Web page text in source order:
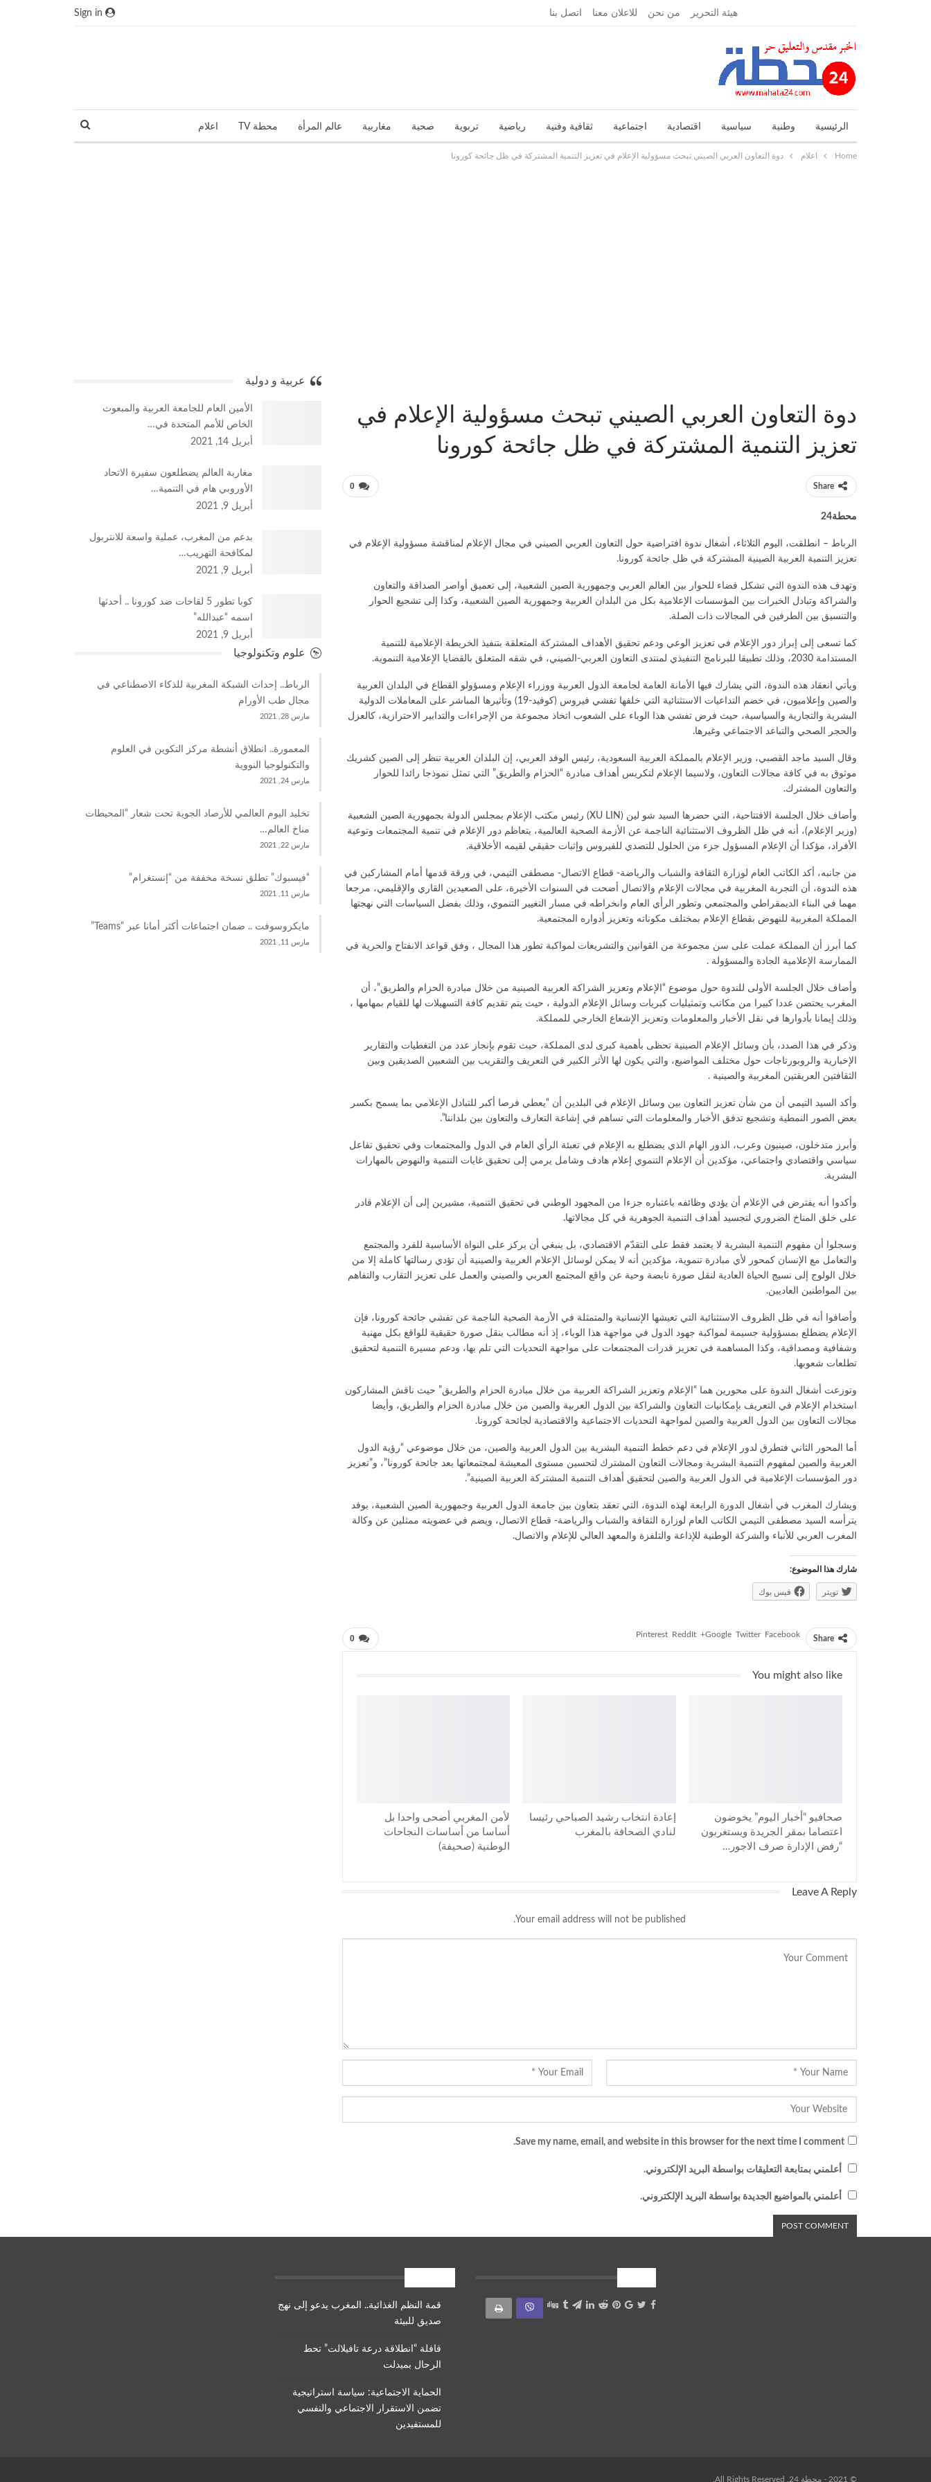
هيئة التحرير من نحن للاعلان معنا اتصل بنا
الرئيسية وطنية سياسية اقتصادية اجتماعية ثقافية وفنية رياضية تربوية صحية مغاربية عالم المرأة محطة TV اعلام
تحقيقات واستطلاعات جهوية حوادث حوارات وتقارير زاوية الرأي عربية ودولية Home اعلام دوة التعاون العربي الصيني تبحث مسؤولية الإعلام في تعزيز التنمية المشتركة في ظل جائحة كورونا
دوة التعاون العربي الصيني تبحث مسؤولية الإعلام في
تعزيز التنمية المشتركة في ظل جائحة كورونا
0 Share
محطة24
الرباط – انطلقت، اليوم الثلاثاء، أشغال ندوة افتراضية حول التعاون العربي الصيني في مجال الإعلام لمناقشة مسؤولية الإعلام في
تعزيز التنمية العربية الصينية المشتركة في ظل جائحة كورونا.
وتهدف هذه الندوة التي تشكل فضاء للحوار بين العالم العربي وجمهورية الصين الشعبية، إلى تعميق أواصر الصداقة والتعاون
والشراكة وتبادل الخبرات بين المؤسسات الإعلامية بكل من البلدان العربية وجمهورية الصين الشعبية، وكذا إلى تشجيع الحوار
والتنسيق بين الطرفين في المجالات ذات الصلة.
كما تسعى إلى إبراز دور الإعلام في تعزيز الوعي ودعم تحقيق الأهداف المشتركة المتعلقة بتنفيذ الخريطة الإعلامية للتنمية
المستدامة 2030، وذلك تطبيقا للبرنامج التنفيذي لمنتدى التعاون العربي-الصيني، في شقه المتعلق بالقضايا الإعلامية التنموية.
ويأتي انعقاد هذه الندوة، التي يشارك فيها الأمانة العامة لجامعة الدول العربية ووزراء الإعلام ومسؤولو القطاع في البلدان العربية
والصين وإعلاميون، في خضم التداعيات الاستثنائية التي خلفها تفشي فيروس (كوفيد-19) وتأثيرها المباشر على المعاملات الدولية
البشرية والتجارية والسياسية، حيث فرض تفشي هذا الوباء على الشعوب اتخاذ مجموعة من الإجراءات والتدابير الاحترازية، كالعزل
والحجر الصحي والتباعد الاجتماعي وغيرها.
وقال السيد ماجد القصبي، وزير الإعلام بالمملكة العربية السعودية، رئيس الوفد العربي، إن البلدان العربية تنظر إلى الصين كشريك
موثوق به في كافة مجالات التعاون، ولاسيما الإعلام لتكريس أهداف مبادرة “الحزام والطريق” التي تمثل نموذجا رائدا للحوار
والتعاون المشترك.
وأضاف خلال الجلسة الافتتاحية، التي حضرها السيد شو لين (XU LIN) رئيس مكتب الإعلام بمجلس الدولة بجمهورية الصين الشعبية
(وزير الإعلام)، أنه في ظل الظروف الاستثنائية الناجمة عن الأزمة الصحية العالمية، يتعاظم دور الإعلام في تنمية المجتمعات وتوعية
الأفراد، مؤكدا أن الإعلام المسؤول جزء من الحلول للتصدي للفيروس وإثبات حقيقي لقيمه الأخلاقية.
من جانبه، أكد الكاتب العام لوزارة الثقافة والشباب والرياضة- قطاع الاتصال- مصطفى التيمي، في ورقة قدمها أمام المشاركين في
هذه الندوة، أن التجربة المغربية في مجالات الإعلام والاتصال أضحت في السنوات الأخيرة، على الصعيدين القاري والإقليمي، مرجعا
مهما في البناء الديمقراطي والمجتمعي وتطور الرأي العام وانخراطه في مسار التغيير التنموي، وذلك بفضل السياسات التي نهجتها
المملكة المغربية للنهوض بقطاع الإعلام بمختلف مكوناته وتعزيز أدواره المجتمعية.
كما أبرز أن المملكة عملت على سن مجموعة من القوانين والتشريعات لمواكبة تطور هذا المجال ، وفق قواعد الانفتاح والحرية في
الممارسة الإعلامية الجادة والمسؤولة .
وأضاف خلال الجلسة الأولى للندوة حول موضوع “الإعلام وتعزيز الشراكة العربية الصينية من خلال مبادرة الحزام والطريق”، أن
المغرب يحتضن عددا كبيرا من مكاتب وتمثيليات كبريات وسائل الإعلام الدولية ، حيث يتم تقديم كافة التسهيلات لها للقيام بمهامها ،
وذلك إيمانا بأدوارها في نقل الأخبار والمعلومات وتعزيز الإشعاع الخارجي للمملكة.
وذكر في هذا الصدد، بأن وسائل الإعلام الصينية تحظى بأهمية كبرى لدى المملكة، حيث تقوم بإنجاز عدد من التغطيات والتقارير
الإخبارية والروبورتاجات حول مختلف المواضيع، والتي يكون لها الأثر الكبير في التعريف والتقريب بين الشعبين الصديقين وبين
الثقافتين العريقتين المغربية والصينية .
وأكد السيد التيمي أن من شأن تعزيز التعاون بين وسائل الإعلام في البلدين أن “يعطي فرصا أكبر للتبادل الإعلامي بما يسمح بكسر
بعض الصور النمطية وتشجيع تدفق الأخبار والمعلومات التي تساهم في إشاعة التعارف والتعاون بين بلداننا”.
وأبرز متدخلون، صينيون وعرب، الدور الهام الذي يضطلع به الإعلام في تعبئة الرأي العام في الدول والمجتمعات وفي تحقيق تفاعل
سياسي واقتصادي واجتماعي، مؤكدين أن الإعلام التنموي إعلام هادف وشامل يرمي إلى تحقيق غايات التنمية والنهوض بالمهارات
البشرية.
وأكدوا أنه يفترض في الإعلام أن يؤدي وظائفه باعتباره جزءا من المجهود الوطني في تحقيق التنمية، مشيرين إلى أن الإعلام قادر
على خلق المناخ الضروري لتجسيد أهداف التنمية الجوهرية في كل مجالاتها.
وسجلوا أن مفهوم التنمية البشرية لا يعتمد فقط على التقدّم الاقتصادي، بل ينبغي أن يركز على النواة الأساسية للفرد والمجتمع
والتعامل مع الإنسان كمحور لأي مبادرة تنموية، مؤكدين أنه لا يمكن لوسائل الإعلام العربية والصينية أن تؤدي رسالتها كاملة إلا من
خلال الولوج إلى نسيج الحياة العادية لنقل صورة نابضة وحية عن واقع المجتمع العربي والصيني والعمل على تعزيز التقارب والتفاهم
بين المواطنين العاديين.
وأضافوا أنه في ظل الظروف الاستثنائية التي تعيشها الإنسانية والمتمثلة في الأزمة الصحية الناجمة عن تفشي جائحة كورونا، فإن
الإعلام يضطلع بمسؤولية جسيمة لمواكبة جهود الدول في مواجهة هذا الوباء، إذ أنه مطالب بنقل صورة حقيقية للواقع بكل مهنية
وشفافية ومصداقية، وكذا المساهمة في تعزيز قدرات المجتمعات على مواجهة التحديات التي تلم بها، ودعم مسيرة التنمية لتحقيق
تطلعات شعوبها.
وتوزعت أشغال الندوة على محورين هما “الإعلام وتعزيز الشراكة العربية من خلال مبادرة الحزام والطريق” حيث ناقش المشاركون
استخدام الإعلام في التعريف بإمكانيات التعاون والشراكة بين الدول العربية والصين من خلال مبادرة الحزام والطريق، وأيضا
مجالات التعاون بين الدول العربية والصين لمواجهة التحديات الاجتماعية والاقتصادية لجائحة كورونا.
أما المحور الثاني فتطرق لدور الإعلام في دعم خطط التنمية البشرية بين الدول العربية والصين، من خلال موضوعي “رؤية الدول
العربية والصين لمفهوم التنمية البشرية ومجالات التعاون المشترك لتحسين مستوى المعيشة لمجتمعاتها بعد جائحة كورونا”، و”تعزيز
دور المؤسسات الإعلامية في الدول العربية والصين لتحقيق أهداف التنمية المشتركة العربية الصينية”.
ويشارك المغرب في أشغال الدورة الرابعة لهذه الندوة، التي تعقد بتعاون بين جامعة الدول العربية وجمهورية الصين الشعبية، بوفد
يترأسه السيد مصطفى التيمي الكاتب العام لوزارة الثقافة والشباب والرياضة- قطاع الاتصال، ويضم في عضويته ممثلين عن وكالة
المغرب العربي للأنباء والشركة الوطنية للإذاعة والتلفزة والمعهد العالي للإعلام والاتصال.
شارك هذا الموضوع:
تويتر فيس بوك
0 Share
Facebook
Twitter
Google+
ReddIt
Pinterest
You might also like
صحافيو “أخبار اليوم” يخوضون
اعتصاما بمقر الجريدة ويستغربون
“رفض الإدارة صرف الاجور…
إعادة انتخاب رشيد الصباحي رئيسا
لنادي الصحافة بالمغرب
لأمن المغربي أضحى واحدا بل
أساسا من أساسات النجاحات
الوطنية (صحيفة)
Leave A Reply
Your email address will not be published.
Save my name, email, and website in this browser for the next time I comment.
أعلمني بمتابعة التعليقات بواسطة البريد الإلكتروني.
أعلمني بالمواضيع الجديدة بواسطة البريد الإلكتروني.
عربية و دولية
الأمين العام للجامعة العربية والمبعوث
الخاص للأمم المتحدة في…
أبريل 14, 2021
مغاربة العالم يضطلعون سفيرة الاتحاد
الأوروبي هام في التنمية…
أبريل 9, 2021
بدعم من المغرب، عملية واسعة للانتربول
لمكافحة التهريب…
أبريل 9, 2021
كوبا تطور 5 لقاحات ضد كورونا .. أحدثها
اسمه “عبدالله”
أبريل 9, 2021
علوم وتكنولوجيا
الرباط.. إحداث الشبكة المغربية للذكاء الاصطناعي في
مجال طب الأورام
مارس 28, 2021
المعمورة.. انطلاق أنشطة مركز التكوين في العلوم
والتكنولوجيا النووية
مارس 24, 2021
تخليد اليوم العالمي للأرصاد الجوية تحت شعار “المحيطات
مناخ العالم…
مارس 22, 2021
“فيسبوك” تطلق نسخة مخففة من “إنستغرام”
مارس 11, 2021
مايكروسوفت .. ضمان اجتماعات أكثر أمانا عبر “Teams”
مارس 11, 2021
قمة النظم الغذائية.. المغرب يدعو إلى نهج
صديق للبيئة
قافلة “انطلاقة درعة تافيلالت” تحط
الرحال بميدلت
الحماية الاجتماعية: سياسة استراتيجية
تضمن الاستقرار الاجتماعي والنفسي
للمستفيدين
© 2021 - محطة 24. All Rights Reserved.